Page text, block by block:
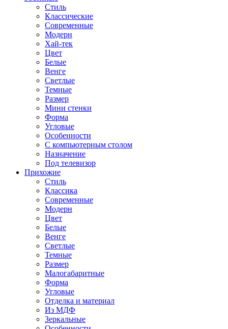
Стиль
Классические
Современные
Модерн
Хай-тек
Цвет
Белые
Венге
Светлые
Темные
Размер
Мини стенки
Форма
Угловые
Особенности
С компьютерным столом
Назначение
Под телевизор
Прихожие
Стиль
Классика
Современные
Модерн
Цвет
Белые
Венге
Светлые
Темные
Размер
Малогабаритные
Форма
Угловые
Отделка и материал
Из МДФ
Зеркальные